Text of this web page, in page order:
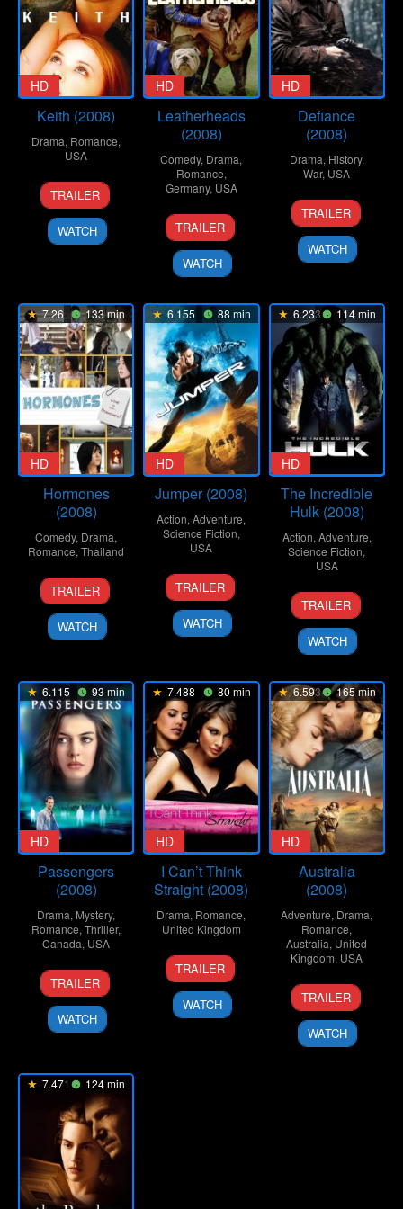
HD
Keith (2008)
Drama, Romance,
USA
13
Sep
2008
Todd
Kessler
TRAILER
WATCH
HD
Leatherheads
(2008)
Comedy, Drama,
Romance,
Germany, USA
24
Mar
2008
George
Clooney
TRAILER
WATCH
HD
Defiance
(2008)
Drama, History,
War, USA
31
Dec
2008
Edward
Zwick
TRAILER
WATCH
7.26 133 min
HD
Hormones
(2008)
Comedy, Drama,
Romance,Thailand
20
Mar
2008
Songyos
Sugmakanan
TRAILER
WATCH
6.155 88 min
HD
Jumper (2008)
Action,Adventure,
Science Fiction,
USA
13
Feb
2008
Doug
Liman
TRAILER
WATCH
6.233 114 min
HD
The Incredible
Hulk (2008)
Action, Adventure,
Science Fiction,
USA
12
Jun
2008
John
G.
Scotti
TRAILER
WATCH
6.115 93 min
HD
Passengers
(2008)
Drama, Mystery,
Romance,Thriller,
Canada, USA
26
Sep
2008
Rodrigo
García
TRAILER
WATCH
7.488 80 min
HD
I Can’t Think
Straight (2008)
Drama, Romance,
United Kingdom
1
Jun
2008
Shamim
Sarif
TRAILER
WATCH
6.593 165 min
HD
Australia
(2008)
Adventure, Drama,
Romance,
Australia, United
Kingdom, USA
18
Nov
2008
Baz
Luhrmann
TRAILER
WATCH
7.471 124 min